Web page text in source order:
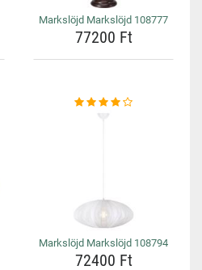
Markslöjd Markslöjd 108777
77200 Ft
Markslöjd Markslöjd 108794
72400 Ft